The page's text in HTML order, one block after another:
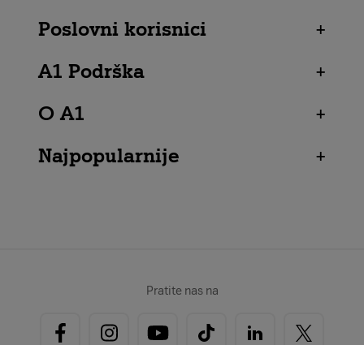
Poslovni korisnici
+
A1 Podrška
+
O A1
+
Najpopularnije
+
Pratite nas na